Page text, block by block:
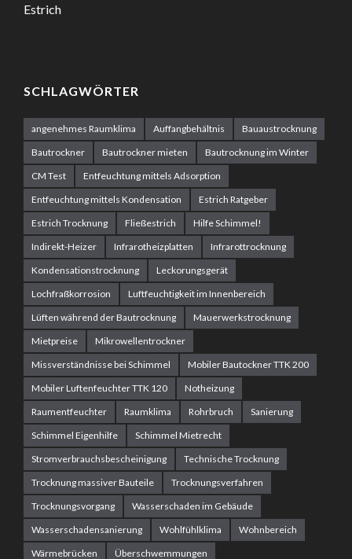
Estrich
SCHLAGWÖRTER
angenehmes Raumklima Auffangbehältnis
Bauaustrocknung
Bautrockner
Bautrockner mieten
Bautrocknung im Winter
CM Test
Entfeuchtung mittels Adsorption
Entfeuchtung mittels Kondensation
Estrich Ratgeber
Estrich Trocknung
Fließestrich
Hilfe Schimmel!
Indirekt-Heizer
Infrarotheizplatten
Infrarottrocknung
Kondensationstrocknung
Leckorungsgerät
Lochfraßkorrosion
Luftfeuchtigkeit im Innenbereich
Lüften während der Bautrocknung
Mauerwerkstrocknung
Mietpreise
Mikrowellentrockner
Missverständnisse bei Schimmel
Mobiler Bautockner TTK 200
Mobiler Luftenfeuchter TTK 120
Notheizung
Raumentfeuchter
Raumklima Rohrbruch
Sanierung
Schimmel Eigenhilfe
Schimmel Mietrecht
Stromverbrauchsbescheinigung
Technische Trocknung
Trocknung massiver Bauteile
Trocknungsverfahren
Trocknungsvorgang
Wasserschaden im Gebäude
Wasserschadensanierung
Wohlfühlklima
Wohnbereich
Wärmebrücken
Überschwemmungen